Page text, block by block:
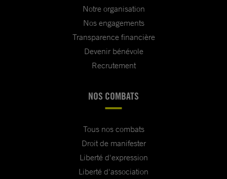
Notre organisation
Nos engagements
Transparence financière
Devenir bénévole
Recrutement
NOS COMBATS
Tous nos combats
Droit de manifester
Liberté d'expression
Liberté d'association